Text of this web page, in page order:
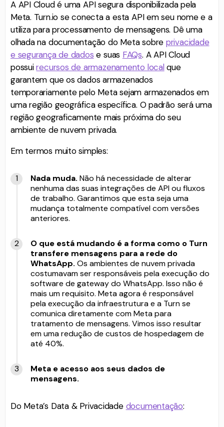
A API Cloud é uma API segura disponibilizada pela
Meta. Turn.io se conecta a esta API em seu nome e a
utiliza para processamento de mensagens. Dê uma
olhada na documentação do Meta sobre privacidade
e segurança de dados e suas FAQs. A API Cloud
possuirecursos de armazenamento localque
garantem que os dados armazenados
temporariamente pelo Meta sejam armazenados em
uma região geográfica específica. O padrão será uma
região geograficamente mais próxima do seu
ambiente de nuvem privada.
Em termos muito simples:
Nada muda. Não há necessidade de alterar
nenhuma das suas integrações de API ou fluxos
de trabalho. Garantimos que esta seja uma
mudança totalmente compatível com versões
anteriores.
O que está mudando é a forma como o Turn
transfere mensagens para a rede do
WhatsApp. Os ambientes de nuvem privada
costumavam ser responsáveis ​​pela execução do
software de gateway do WhatsApp. Isso não é
mais um requisito. Meta agora é responsável
pela execução da infraestrutura e a Turn se
comunica diretamente com Meta para
tratamento de mensagens. Vimos isso resultar
em uma redução de custos de hospedagem de
até 40%.
Meta e acesso aos seus dados de
mensagens.
Do Meta’s Data & Privacidade documentação: